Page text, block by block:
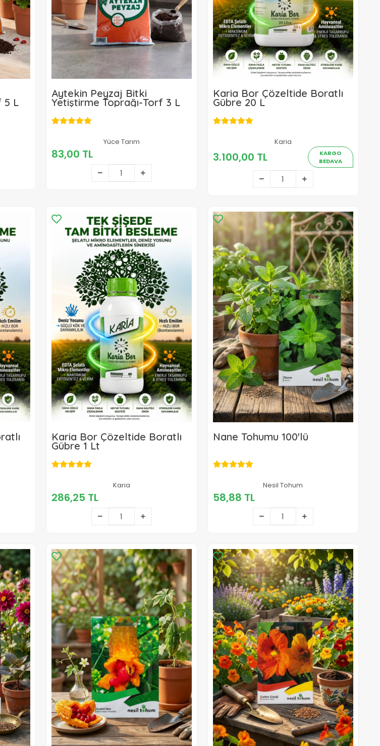
5 L
Aytekin Peyzaj Bitki
Yetiştirme Toprağı-Torf 3 L
Yüce Tarım
83,00 TL
83,00 TL
Sepete Ekle
Karia Bor Çözeltide Boratlı
Gübre 20 L
Karia
3.100,00 TL
KARGO
BEDAVA
Sepete Ekle
Karia Bor Çözeltide Boratlı
Gübre 1 Lt
Karia
286,25 TL
286,25 TL
Sepete Ekle
Nane Tohumu 100'lü
Nesil Tohum
58,88 TL
58,88 TL
Sepete Ekle